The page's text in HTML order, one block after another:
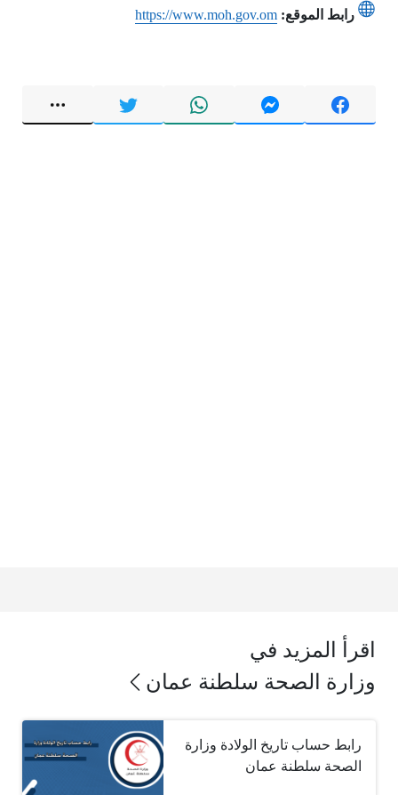
رابط الموقع: https://www.moh.gov.om
اقرأ المزيد في
وزارة الصحة سلطنة عمان‎
رابط حساب تاريخ الولادة وزارة
الصحة سلطنة عمان